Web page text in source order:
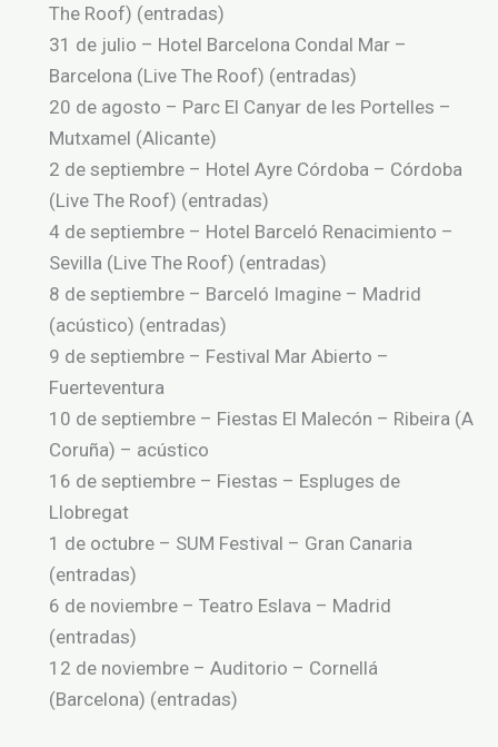
The Roof) (entradas)
31 de julio – Hotel Barcelona Condal Mar –
Barcelona (Live The Roof) (entradas)
20 de agosto – Parc El Canyar de les Portelles –
Mutxamel (Alicante)
2 de septiembre – Hotel Ayre Córdoba – Córdoba
(Live The Roof) (entradas)
4 de septiembre – Hotel Barceló Renacimiento –
Sevilla (Live The Roof) (entradas)
8 de septiembre – Barceló Imagine – Madrid
(acústico) (entradas)
9 de septiembre – Festival Mar Abierto –
Fuerteventura
10 de septiembre – Fiestas El Malecón – Ribeira (A
Coruña) – acústico
16 de septiembre – Fiestas – Espluges de
Llobregat
1 de octubre – SUM Festival – Gran Canaria
(entradas)
6 de noviembre – Teatro Eslava – Madrid
(entradas)
12 de noviembre – Auditorio – Cornellá
(Barcelona) (entradas)